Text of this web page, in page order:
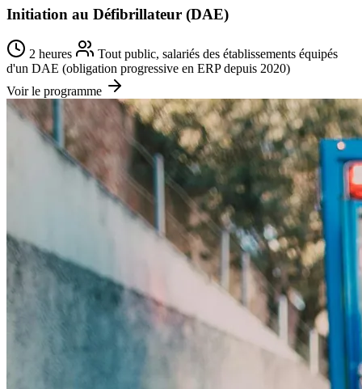
Initiation au Défibrillateur (DAE)
2 heures
Tout public, salariés des établissements équipés
d'un DAE (obligation progressive en ERP depuis 2020)
Voir le programme